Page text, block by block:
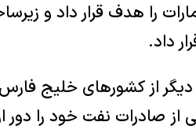
را هدف قرار داد و
داد.
از کشورهای خلیج
صادرات نفت خود را دور